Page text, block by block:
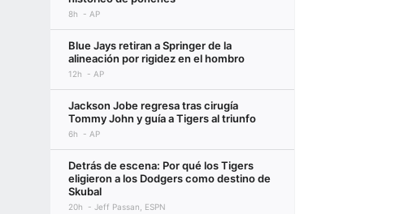
8h AP
Blue Jays retiran a Springer de la
alineación por rigidez en el hombro
12h AP
Jackson Jobe regresa tras cirugía
Tommy John y guía a Tigers al triunfo
6h AP
Detrás de escena: Por qué los Tigers
eligieron a los Dodgers como destino de
Skubal
20h Jeff Passan, ESPN